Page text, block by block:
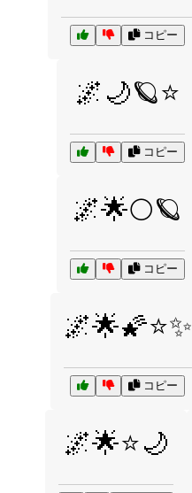
コピー
🌌🌙🪐⭐
コピー
🌌🌟🌕🪐
コピー
🌌🌟🌠⭐✨
コピー
🌌🌟⭐🌙